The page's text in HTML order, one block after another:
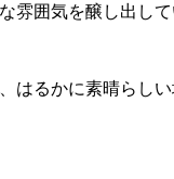
雰囲気を醸し出して
るかに素晴らし